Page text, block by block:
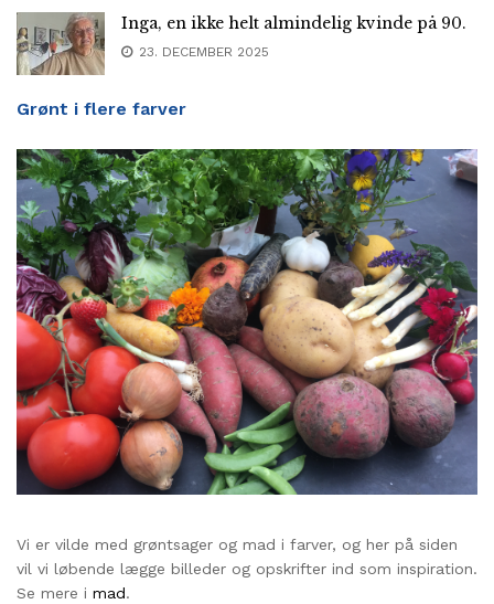
Inga, en ikke helt almindelig kvinde på 90.
23. DECEMBER 2025
Grønt i flere farver
Vi er vilde med grøntsager og mad i farver, og her på siden
vil vi løbende lægge billeder og opskrifter ind som inspiration.
Se mere i mad.